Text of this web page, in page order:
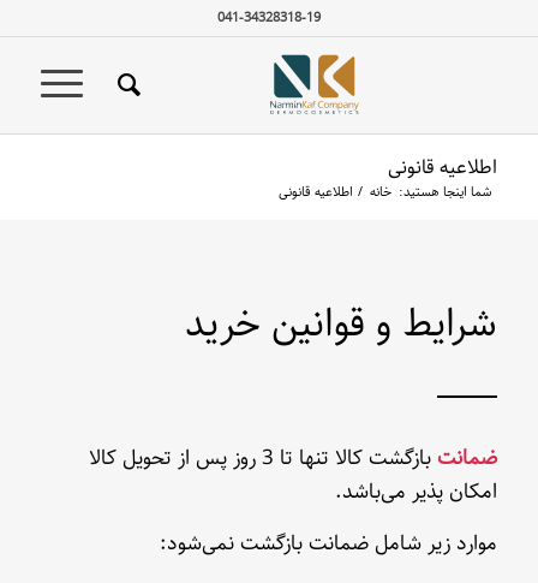
041-34328318-19
اطلاعیه قانونی
شما اینجا هستید: خانه / اطلاعیه قانونی
شرایط و قوانین خرید
ضمانت
بازگشت کالا تنها تا 3 روز پس از تحویل کالا
امکان پذیر می‌باشد.
موارد زیر شامل ضمانت بازگشت نمی‌شود: